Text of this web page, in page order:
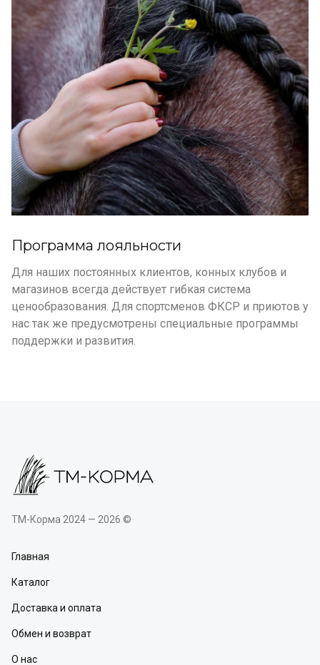
Программа лояльности
Для наших постоянных клиентов, конных клубов и
магазинов всегда действует гибкая система
ценообразования. Для спортсменов ФКСР и приютов у
нас так же предусмотрены специальные программы
поддержки и развития.
ТМ-Корма 2024 — 2026 ©
Главная
Каталог
Доставка и оплата
Обмен и возврат
О нас